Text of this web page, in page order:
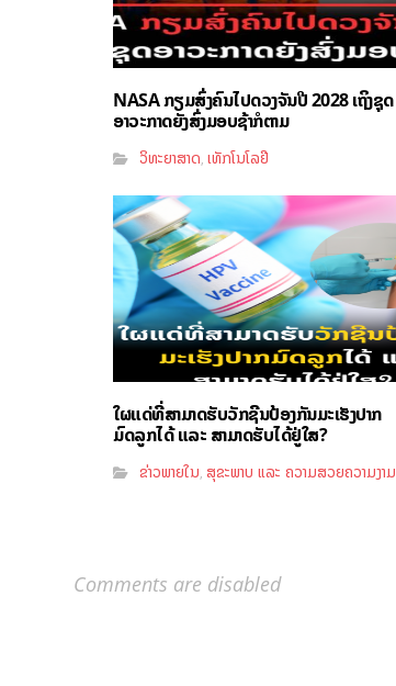
NASA ກຽມສົ່ງຄົນໄປດວງຈັນປີ 2028 ເຖິງຊຸດ
ອາວະກາດຍັງສົ່ງມອບຊ້າກໍຕາມ
ວິທະຍາສາດ, ເທັກໂນໂລຢີ
ໃຜແດ່ທີ່ສາມາດຮັບວັກຊີນປ້ອງກັນມະເຮັງປາກ
ມົດລູກໄດ້ ແລະ ສາມາດຮັບໄດ້ຢູ່ໃສ?
ຂ່າວພາຍໃນ, ສຸຂະພາບ ແລະ ຄວາມສວຍຄວາມງາມ
Comments are disabled